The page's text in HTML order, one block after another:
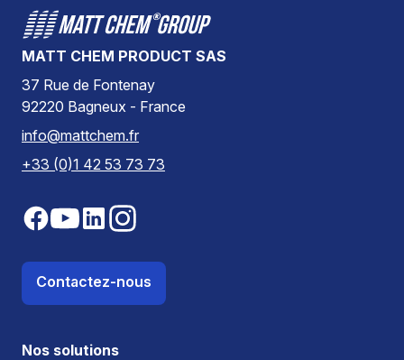
MATT CHEM PRODUCT SAS
37 Rue de Fontenay
92220 Bagneux - France
info@mattchem.fr
+33 (0)1 42 53 73 73
Contactez-nous
Nos solutions